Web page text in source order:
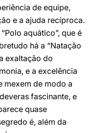
de equipe,
e a ajuda recíproca.
aquático”, que é
há a “Natação
exaltação do
e a excelência
mexem de modo a
fascinante, e
quase
é, além da